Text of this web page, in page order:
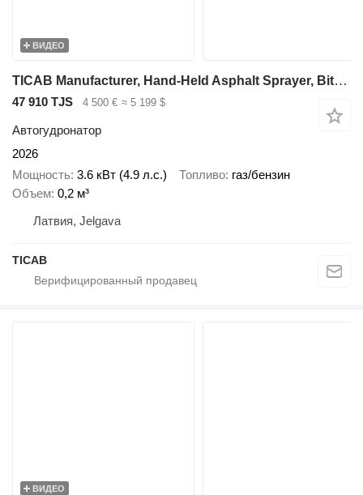
ВИДЕО
TICAB Manufacturer, Hand-Held Asphalt Sprayer, Bitumen Sprayer,200L
47 910 TJS 4 500 € ≈ 5 199 $
Автогудронатор
2026
Мощность 3.6 кВт (4.9 л.с.) Топливо газ/бензин
Объем 0,2 м³
Латвия, Jelgava
ТІСАВ
ВИДЕО